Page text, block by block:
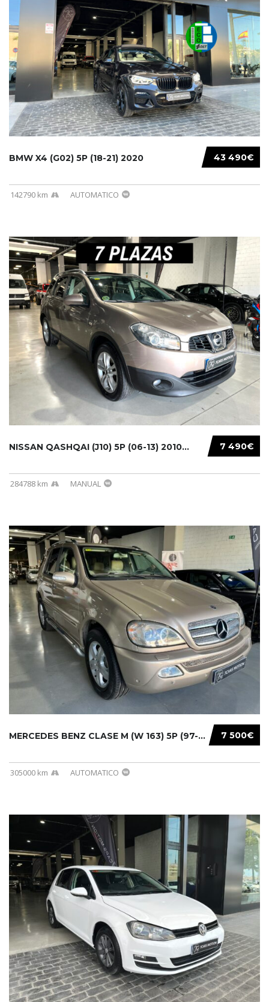
43 490€
BMW X4 (G02) 5P (18-21) 2020
142790 km AUTOMATICO
7 490€
NISSAN QASHQAI (J10) 5P (06-13) 2010...
284788 km MANUAL
7 500€
MERCEDES BENZ CLASE M (W 163) 5P (97-05) 200...
305000 km AUTOMATICO